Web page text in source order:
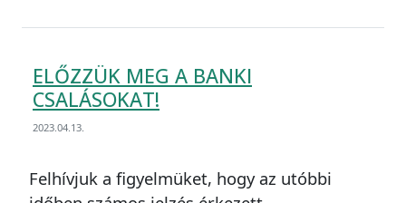
ELŐZZÜK MEG A BANKI
CSALÁSOKAT!
2023.04.13.
Felhívjuk a figyelmüket, hogy az utóbbi